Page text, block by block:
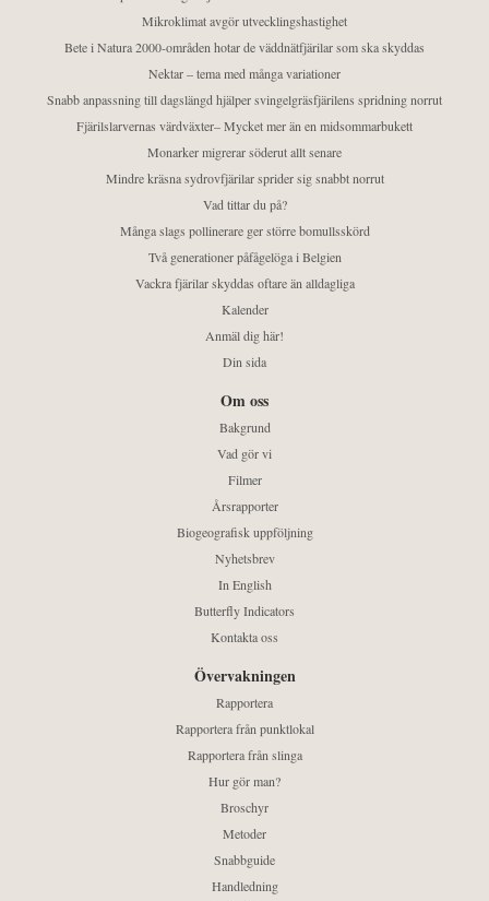
Mikroklimat avgör utvecklingshastighet
Bete i Natura 2000-områden hotar de väddnätfjärilar som ska skyddas
Nektar – tema med många variationer
Snabb anpassning till dagslängd hjälper svingelgräsfjärilens spridning norrut
Fjärilslarvernas värdväxter– Mycket mer än en midsommarbukett
Monarker migrerar söderut allt senare
Mindre kräsna sydrovfjärilar sprider sig snabbt norrut
Vad tittar du på?
Många slags pollinerare ger större bomullsskörd
Två generationer påfågelöga i Belgien
Vackra fjärilar skyddas oftare än alldagliga
Kalender
Anmäl dig här!
Din sida
Om oss
Bakgrund
Vad gör vi
Filmer
Årsrapporter
Biogeografisk uppföljning
Nyhetsbrev
In English
Butterfly Indicators
Kontakta oss
Övervakningen
Rapportera
Rapportera från punktlokal
Rapportera från slinga
Hur gör man?
Broschyr
Metoder
Snabbguide
Handledning